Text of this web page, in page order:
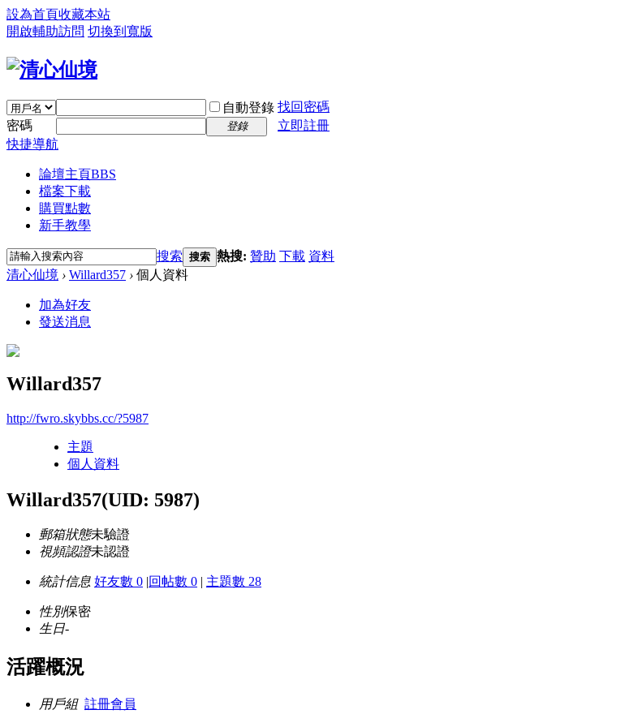
設為首頁收藏本站
開啟輔助訪問 切換到寬版
自動登錄 找回密碼
密碼
登錄
立即註冊
快捷導航
論壇主頁BBS
檔案下載
購買點數
新手教學
搜索 搜索 熱搜: 贊助 下載 資料
清心仙境 › Willard357 › 個人資料
加為好友
發送消息
Willard357
http://fwro.skybbs.cc/?5987
主題
個人資料
Willard357(UID: 5987)
郵箱狀態未驗證
視頻認證未認證
統計信息 好友數 0 |回帖數 0 | 主題數 28
性別保密
生日-
活躍概況
用戶組 註冊會員